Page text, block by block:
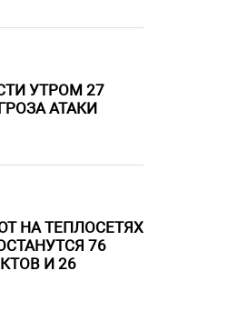
УТРОМ 27
АТАКИ
НА ТЕПЛОСЕТЯХ
76
И 26